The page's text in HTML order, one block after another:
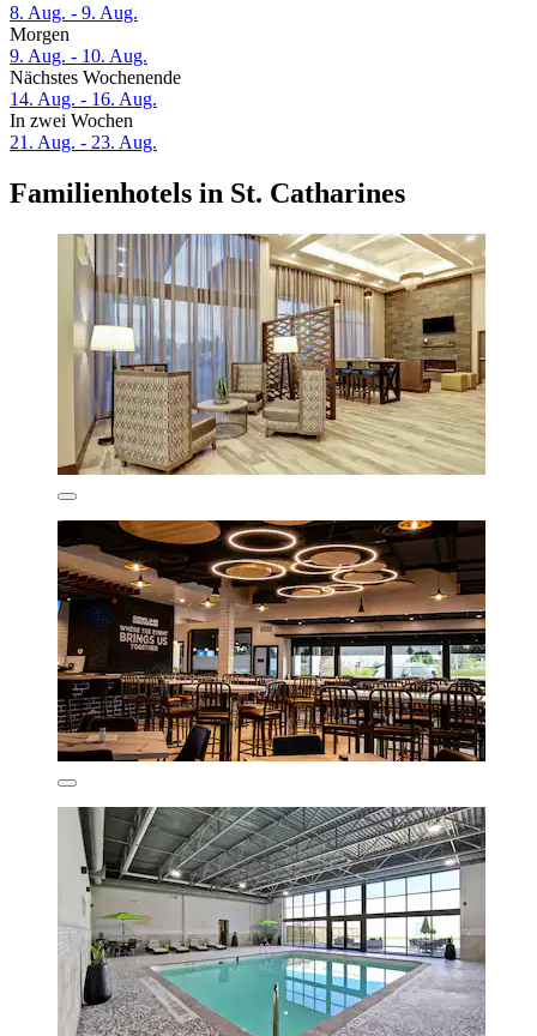
8. Aug. - 9. Aug.
Morgen
9. Aug. - 10. Aug.
Nächstes Wochenende
14. Aug. - 16. Aug.
In zwei Wochen
21. Aug. - 23. Aug.
Familienhotels in St. Catharines